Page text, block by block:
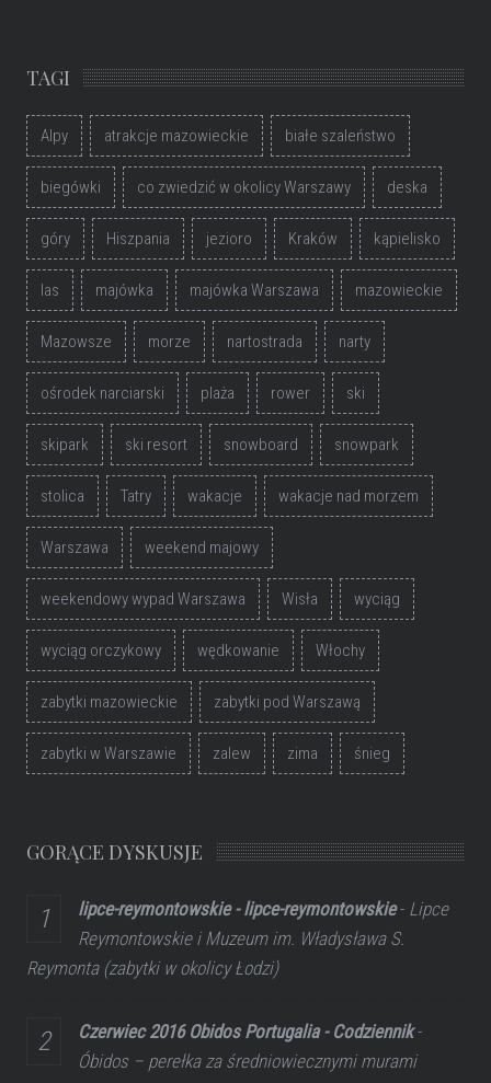
TAGI
Alpy atrakcje mazowieckie białe szaleństwo
biegówki co zwiedzić w okolicy Warszawy deska
góry Hiszpania jezioro Kraków kąpielisko
las majówka majówka Warszawa mazowieckie
Mazowsze morze nartostrada narty
ośrodek narciarski plaża rower ski
skipark ski resort snowboard snowpark
stolica Tatry wakacje wakacje nad morzem
Warszawa weekend majowy
weekendowy wypad Warszawa Wisła wyciąg
wyciąg orczykowy wędkowanie Włochy
zabytki mazowieckie zabytki pod Warszawą
zabytki w Warszawie zalew zima śnieg
GORĄCE DYSKUSJE
lipce-reymontowskie - lipce-reymontowskie- Lipce
Reymontowskie i Muzeum im. Władysława S.
Reymonta (zabytki w okolicy Łodzi)
Czerwiec 2016 Obidos Portugalia - Codziennik-
Óbidos – perełka za średniowiecznymi murami